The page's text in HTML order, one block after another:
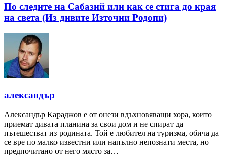
По следите на Сабазий или как се стига до края
на света (Из дивите Източни Родопи)
александър
Александър Караджов е от онези вдъхновяващи хора, които
приемат дивата планина за свои дом и не спират да
пътешестват из родината. Той е любител на туризма, обича да
се вре по малко известни или напълно непознати места, но
предпочитано от него място за…